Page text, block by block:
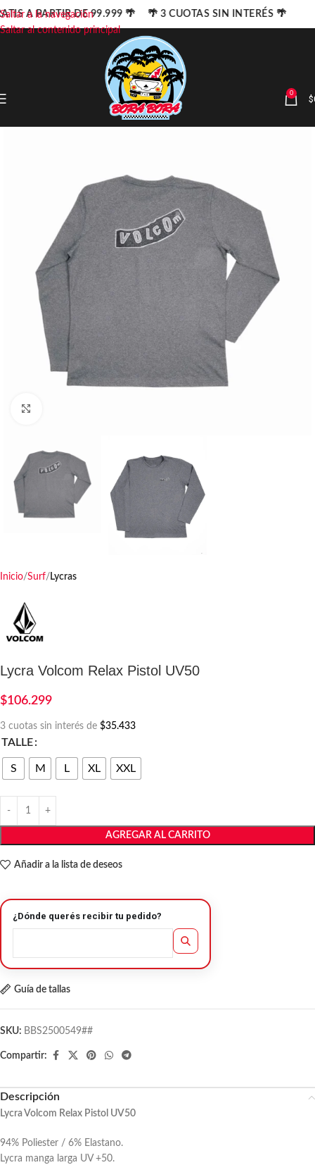
Saltar a la navegación
Saltar al contenido principal
0 $
Inicio Surf Lycras
Lycra Volcom Relax Pistol UV50
$106.299
3 cuotas sin interés de $35.433
TALLE
S M L XL XXL
AGREGAR AL CARRITO
Añadir a la lista de deseos
¿Dónde querés recibir tu pedido?
Guía de tallas
SKU: BBS2500549##
Compartir:
Descripción
Lycra Volcom Relax Pistol UV50
94% Poliester / 6% Elastano.
Lycra manga larga UV +50.
A PARTIR DE 99.999 🌴 🌴 3 CUOTAS SIN INTERÉS 🌴